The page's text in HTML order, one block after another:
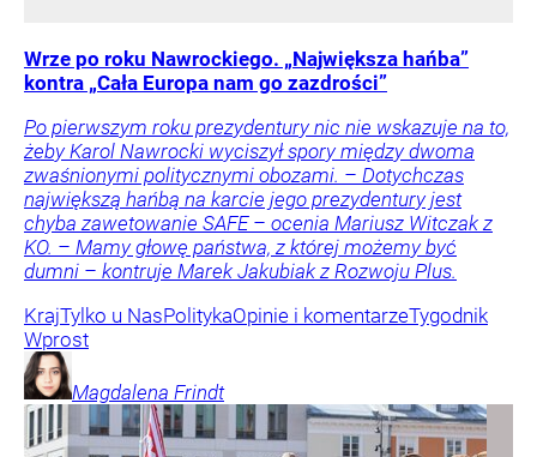
Wrze po roku Nawrockiego. „Największa hańba”
kontra „Cała Europa nam go zazdrości”
Po pierwszym roku prezydentury nic nie wskazuje na to,
żeby Karol Nawrocki wyciszył spory między dwoma
zwaśnionymi politycznymi obozami. – Dotychczas
największą hańbą na karcie jego prezydentury jest
chyba zawetowanie SAFE – ocenia Mariusz Witczak z
KO. – Mamy głowę państwa, z której możemy być
dumni – kontruje Marek Jakubiak z Rozwoju Plus.
KrajTylko u NasPolitykaOpinie i komentarzeTygodnik
Wprost
Magdalena Frindt